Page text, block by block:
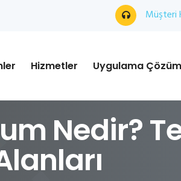
Müşteri
Hizmetler Uygulama
Nedir?